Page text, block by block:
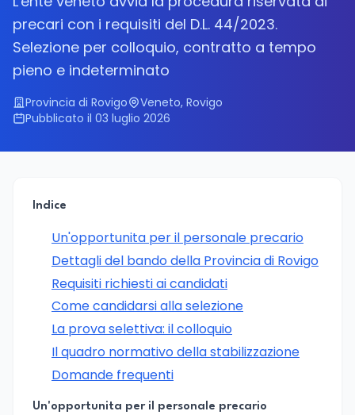
precari con i requisiti del D.L. 44/2023.
Selezione per colloquio, contratto a tempo
pieno e indeterminato
Provincia di Rovigo
Veneto, Rovigo
Pubblicato il 03 luglio 2026
Indice
Un'opportunita per il personale precario
Dettagli del bando della Provincia di Rovigo
Requisiti richiesti ai candidati
Come candidarsi alla selezione
La prova selettiva: il colloquio
Il quadro normativo della stabilizzazione
Domande frequenti
Un'opportunita per il personale precario